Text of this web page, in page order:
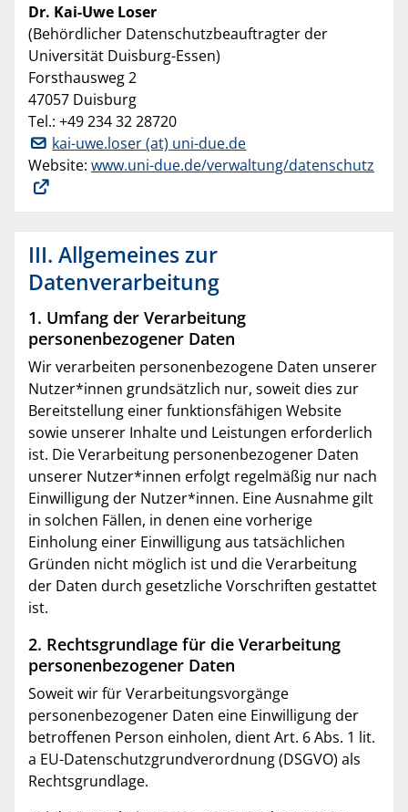
Dr. Kai-Uwe Loser
(Behördlicher Datenschutzbeauftragter der
Universität Duisburg-Essen)
Forsthausweg 2
47057 Duisburg
Tel.: +49 234 32 28720
kai-uwe.loser (at) uni-due.de
Website: www.uni-due.de/verwaltung/datenschutz
III. Allgemeines zur
Datenverarbeitung
1. Umfang der Verarbeitung
personenbezogener Daten
Wir verarbeiten personenbezogene Daten unserer
Nutzer*innen grundsätzlich nur, soweit dies zur
Bereitstellung einer funktionsfähigen Website
sowie unserer Inhalte und Leistungen erforderlich
ist. Die Verarbeitung personenbezogener Daten
unserer Nutzer*innen erfolgt regelmäßig nur nach
Einwilligung der Nutzer*innen. Eine Ausnahme gilt
in solchen Fällen, in denen eine vorherige
Einholung einer Einwilligung aus tatsächlichen
Gründen nicht möglich ist und die Verarbeitung
der Daten durch gesetzliche Vorschriften gestattet
ist.
2. Rechtsgrundlage für die Verarbeitung
personenbezogener Daten
Soweit wir für Verarbeitungsvorgänge
personenbezogener Daten eine Einwilligung der
betroffenen Person einholen, dient Art. 6 Abs. 1 lit.
a EU-Datenschutzgrundverordnung (DSGVO) als
Rechtsgrundlage.